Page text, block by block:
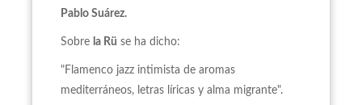
Pablo Suárez.
Sobre la Rü se ha dicho:
"Flamenco jazz intimista de aromas
mediterráneos, letras líricas y alma migrante".